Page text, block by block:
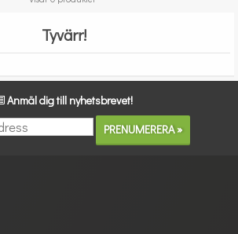
Tyvärr!
Anmäl dig till nyhetsbrevet!